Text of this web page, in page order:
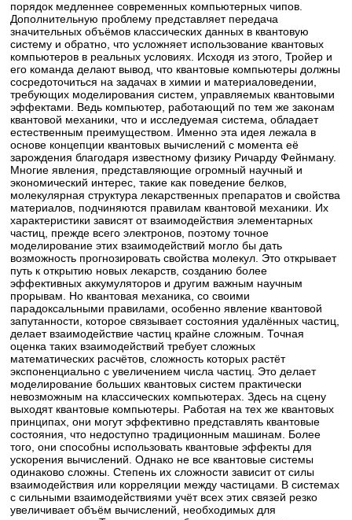
порядок медленнее современных компьютерных чипов.
Дополнительную проблему представляет передача
значительных объёмов классических данных в квантовую
систему и обратно, что усложняет использование квантовых
компьютеров в реальных условиях. Исходя из этого, Тройер и
его команда делают вывод, что квантовые компьютеры должны
сосредоточиться на задачах в химии и материаловедении,
требующих моделирования систем, управляемых квантовыми
эффектами. Ведь компьютер, работающий по тем же законам
квантовой механики, что и исследуемая система, обладает
естественным преимуществом. Именно эта идея лежала в
основе концепции квантовых вычислений с момента её
зарождения благодаря известному физику Ричарду Фейнману.
Многие явления, представляющие огромный научный и
экономический интерес, такие как поведение белков,
молекулярная структура лекарственных препаратов и свойства
материалов, подчиняются правилам квантовой механики. Их
характеристики зависят от взаимодействия элементарных
частиц, прежде всего электронов, поэтому точное
моделирование этих взаимодействий могло бы дать
возможность прогнозировать свойства молекул. Это открывает
путь к открытию новых лекарств, созданию более
эффективных аккумуляторов и другим важным научным
прорывам. Но квантовая механика, со своими
парадоксальными правилами, особенно явление квантовой
запутанности, которое связывает состояния удалённых частиц,
делает взаимодействие частиц крайне сложным. Точная
оценка таких взаимодействий требует сложных
математических расчётов, сложность которых растёт
экспоненциально с увеличением числа частиц. Это делает
моделирование больших квантовых систем практически
невозможным на классических компьютерах. Здесь на сцену
выходят квантовые компьютеры. Работая на тех же квантовых
принципах, они могут эффективно представлять квантовые
состояния, что недоступно традиционным машинам. Более
того, они способны использовать квантовые эффекты для
ускорения вычислений. Однако не все квантовые системы
одинаково сложны. Степень их сложности зависит от силы
взаимодействия или корреляции между частицами. В системах
с сильными взаимодействиями учёт всех этих связей резко
увеличивает объём вычислений, необходимых для